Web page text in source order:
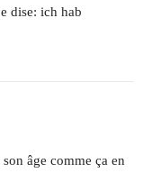
dise: ich hab
âge comme ça en